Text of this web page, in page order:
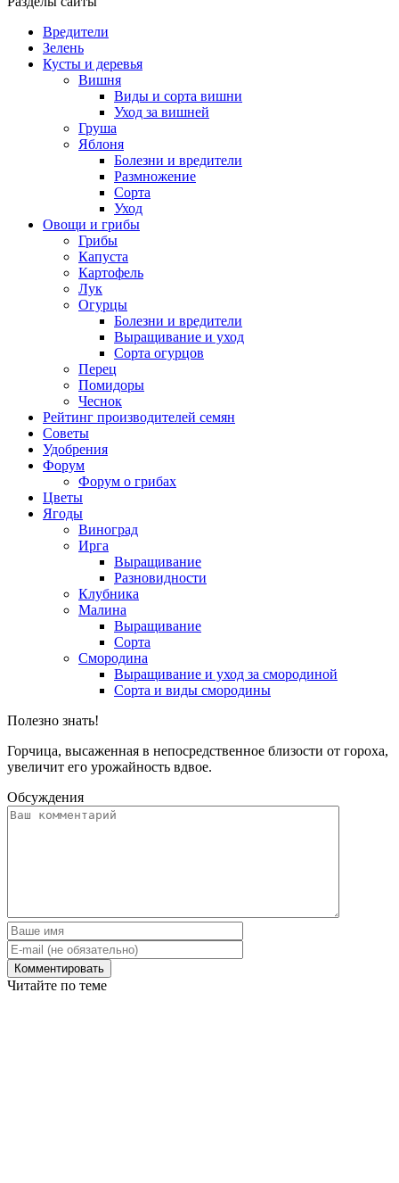
Вредители
Зелень
Кусты и деревья
Вишня
Виды и сорта вишни
Уход за вишней
Груша
Яблоня
Болезни и вредители
Размножение
Сорта
Уход
Овощи и грибы
Грибы
Капуста
Картофель
Лук
Огурцы
Болезни и вредители
Выращивание и уход
Сорта огурцов
Перец
Помидоры
Чеснок
Рейтинг производителей семян
Советы
Удобрения
Форум
Форум о грибах
Цветы
Ягоды
Виноград
Ирга
Выращивание
Разновидности
Клубника
Малина
Выращивание
Сорта
Смородина
Выращивание и уход за смородиной
Сорта и виды смородины
Полезно знать!
Горчица, высаженная в непосредственное близости от гороха,
увеличит его урожайность вдвое.
Обсуждения
Читайте по теме